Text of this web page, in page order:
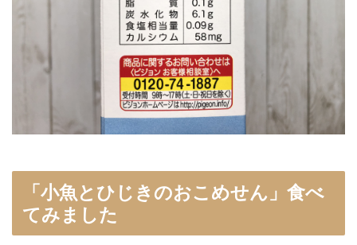
「小魚とひじきのおこめせん」食べ
てみました